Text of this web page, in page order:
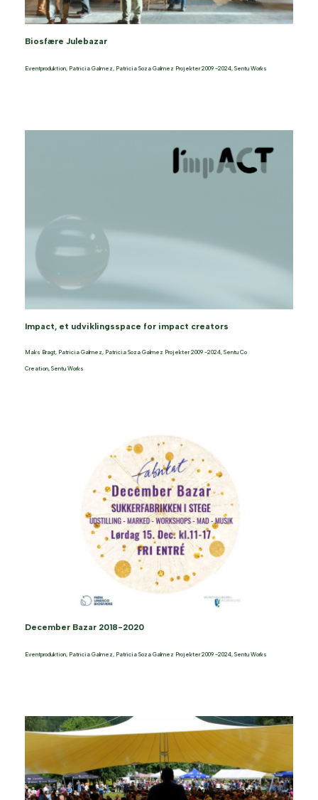
Biosfære Julebazar
Eventproduktion Patricia Galmez Patricia Soza Galmez Projekter 2009 -2024 Sentu Works
Impact, et udviklingsspace for impact creators
Maks Bragt, Patricia Galmez, Patricia Soza Galmez Projekter 2009 -2024, Sentu Co
Creation, Sentu Works
December Bazar 2018-2020
Eventproduktion Patricia Galmez Patricia Soza Galmez Projekter 2009 -2024 Sentu Works